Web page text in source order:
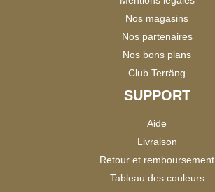
Nos magasins
Nos partenaires
Nos bons plans
Club Terräng
SUPPORT
Aide
Livraison
Retour et remboursement
Tableau des couleurs